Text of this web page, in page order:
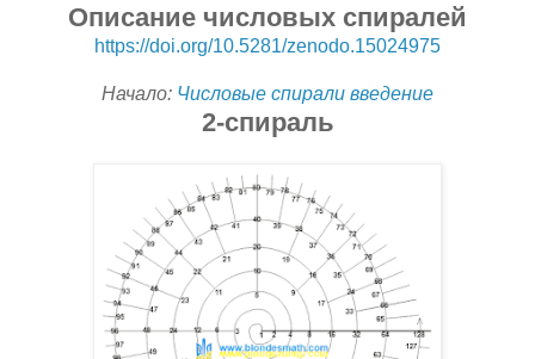
Описание числовых спиралей
https://doi.org/10.5281/zenodo.15024975
Начало: Числовые спирали введение
2-спираль